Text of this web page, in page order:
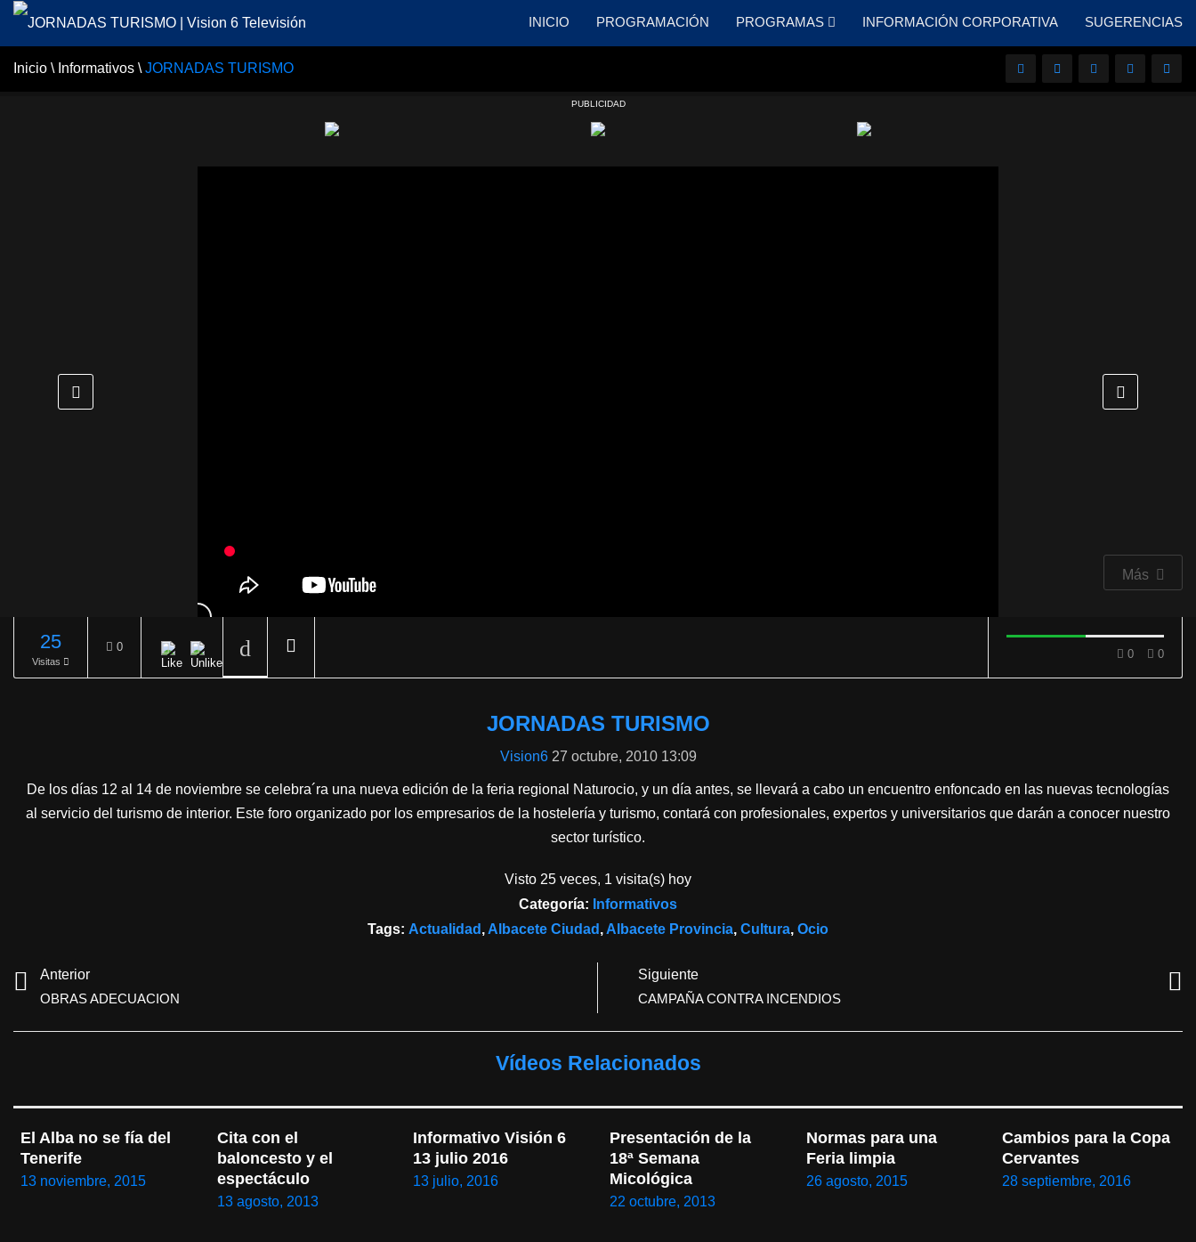
INICIO PROGRAMACIÓN PROGRAMAS INFORMACIÓN CORPORATIVA SUGERENCIAS
Inicio \ Informativos \ JORNADAS TURISMO
PUBLICIDAD
Más
25
Visitas
0
0 0
JORNADAS TURISMO
Vision6 27 octubre, 2010 13:09
De los días 12 al 14 de noviembre se celebra´ra una nueva edición de la feria regional Naturocio, y un día antes, se llevará a cabo un encuentro enfoncado en las nuevas tecnologías
al servicio del turismo de interior. Este foro organizado por los empresarios de la hostelería y turismo, contará con profesionales, expertos y universitarios que darán a conocer nuestro
sector turístico.
Visto 25 veces, 1 visita(s) hoy
Categoría: Informativos
Tags: Actualidad , Albacete Ciudad , Albacete Provincia, Cultura, Ocio
Anterior
OBRAS ADECUACION
Siguiente
CAMPAÑA CONTRA INCENDIOS
Vídeos Relacionados
El Alba no se fía del
Tenerife
13 noviembre, 2015
Cita con el
baloncesto y el
espectáculo
13 agosto, 2013
Informativo Visión 6
13 julio 2016
13 julio, 2016
Presentación de la
18ª Semana
Micológica
22 octubre, 2013
Normas para una
Feria limpia
26 agosto, 2015
Cambios para la Copa
Cervantes
28 septiembre, 2016